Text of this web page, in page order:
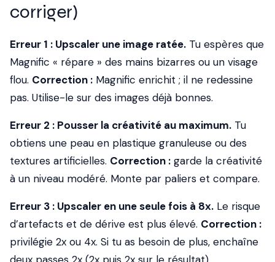
corriger)
Erreur 1 : Upscaler une image ratée. Tu espères que
Magnific « répare » des mains bizarres ou un visage
flou. Correction : Magnific enrichit ; il ne redessine
pas. Utilise-le sur des images déjà bonnes.
Erreur 2 : Pousser la créativité au maximum. Tu
obtiens une peau en plastique granuleuse ou des
textures artificielles. Correction : garde la créativité
à un niveau modéré. Monte par paliers et compare.
Erreur 3 : Upscaler en une seule fois à 8x. Le risque
d’artefacts et de dérive est plus élevé. Correction :
privilégie 2x ou 4x. Si tu as besoin de plus, enchaîne